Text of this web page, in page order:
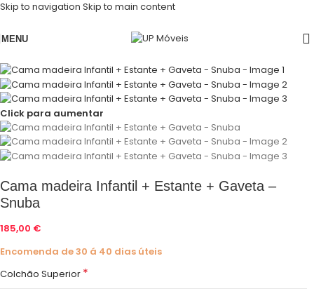
Skip to navigation Skip to main content
MENU
Click para aumentar
Cama madeira Infantil + Estante + Gaveta –
Snuba
185,00 €
Encomenda de 30 á 40 dias úteis
Colchão Superior *